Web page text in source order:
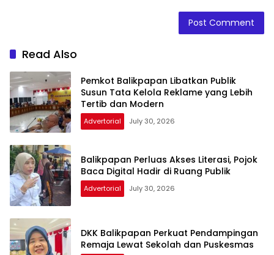
Read Also
Pemkot Balikpapan Libatkan Publik
Susun Tata Kelola Reklame yang Lebih
Tertib dan Modern
Advertorial July 30, 2026
Balikpapan Perluas Akses Literasi, Pojok
Baca Digital Hadir di Ruang Publik
Advertorial July 30, 2026
DKK Balikpapan Perkuat Pendampingan
Remaja Lewat Sekolah dan Puskesmas